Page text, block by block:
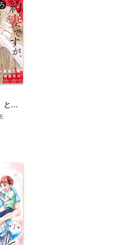
契約妻ですが、とろとろに愛されてます